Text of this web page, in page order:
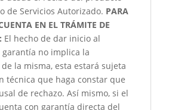
de Servicios Autorizado. PARA
EN EL TRÁMITE DE
El hecho de dar inicio al
garantía no implica la
la misma, esta estará sujeta
técnica que haga constar que
de rechazo. Así mismo, si el
con garantía directa del